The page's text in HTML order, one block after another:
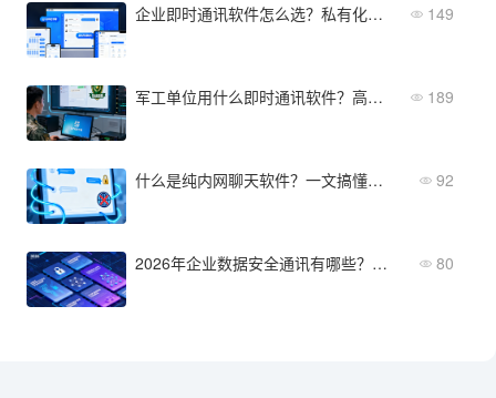
企业即时通讯软件怎么选？私有化、信创、组织隔离三维度 149
军工单位用什么即时通讯软件？高安全、物理隔离、信创适配 189
什么是纯内网聊天软件？一文搞懂核心功能与选型要点 92
2026年企业数据安全通讯有哪些？从功能到部署全维度对比 80